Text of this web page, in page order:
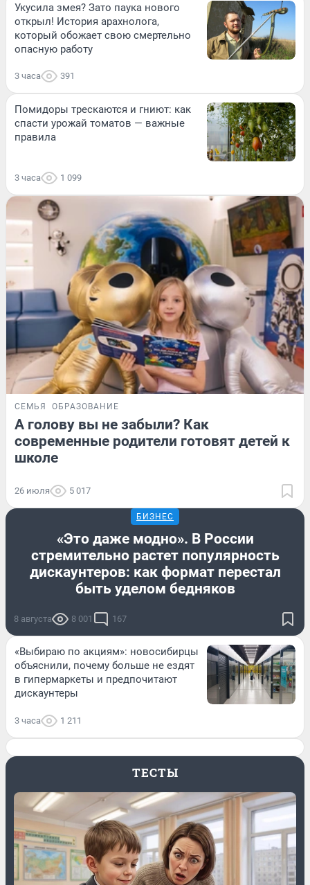
Укусила змея? Зато паука нового
открыл! История арахнолога,
который обожает свою смертельно
опасную работу
3 часа 391
Помидоры трескаются и гниют: как
спасти урожай томатов — важные
правила
3 часа 1 099
СЕМЬЯ ОБРАЗОВАНИЕ
А голову вы не забыли? Как
современные родители готовят детей к
школе
26 июля 5 017
БИЗНЕС
«Это даже модно». В России
стремительно растет популярность
дискаунтеров: как формат перестал
быть уделом бедняков
8 августа 8 001 167
«Выбираю по акциям»: новосибирцы
объяснили, почему больше не ездят
в гипермаркеты и предпочитают
дискаунтеры
3 часа 1 211
ТЕСТЫ